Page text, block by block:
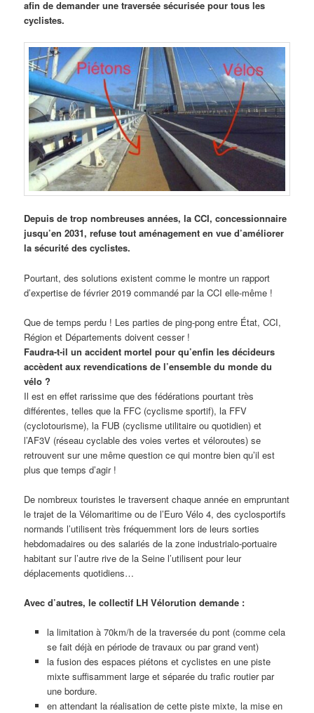
afin de demander une traversée sécurisée pour tous les
cyclistes.
Depuis de trop nombreuses années, la CCI, concessionnaire
jusqu’en 2031, refuse tout aménagement en vue d’améliorer
la sécurité des cyclistes.
Pourtant, des solutions existent comme le montre un rapport
d’expertise de février 2019 commandé par la CCI elle-même !
Que de temps perdu ! Les parties de ping-pong entre État, CCI,
Région et Départements doivent cesser !
Faudra-t-il un accident mortel pour qu’enfin les décideurs
accèdent aux revendications de l’ensemble du monde du
vélo ?
Il est en effet rarissime que des fédérations pourtant très
différentes, telles que la FFC (cyclisme sportif), la FFV
(cyclotourisme), la FUB (cyclisme utilitaire ou quotidien) et
l’AF3V (réseau cyclable des voies vertes et véloroutes) se
retrouvent sur une même question ce qui montre bien qu’il est
plus que temps d’agir !
De nombreux touristes le traversent chaque année en empruntant
le trajet de la Vélomaritime ou de l’Euro Vélo 4, des cyclosportifs
normands l’utilisent très fréquemment lors de leurs sorties
hebdomadaires ou des salariés de la zone industrialo-portuaire
habitant sur l’autre rive de la Seine l’utilisent pour leur
déplacements quotidiens…
Avec d’autres, le collectif LH Vélorution demande :
la limitation à 70km/h de la traversée du pont (comme cela
se fait déjà en période de travaux ou par grand vent)
la fusion des espaces piétons et cyclistes en une piste
mixte suffisamment large et séparée du trafic routier par
une bordure.
en attendant la réalisation de cette piste mixte, la mise en